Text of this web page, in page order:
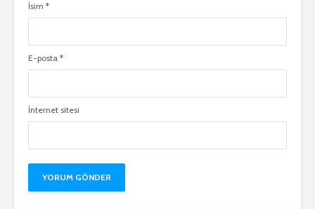
İsim *
E-posta *
İnternet sitesi